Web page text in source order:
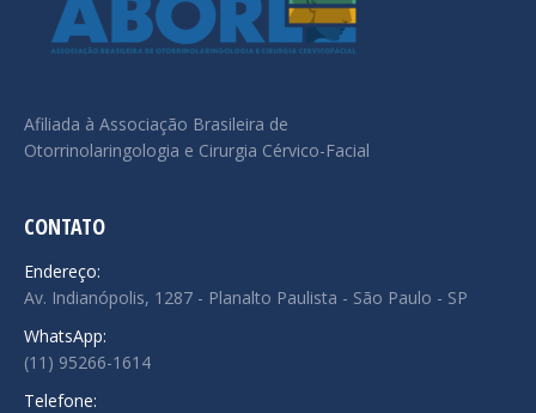
Afiliada à Associação Brasileira de
Otorrinolaringologia e Cirurgia Cérvico-Facial
CONTATO
Endereço:
Av. Indianópolis, 1287 - Planalto Paulista - São Paulo - SP
WhatsApp:
(11) 95266-1614
Telefone: